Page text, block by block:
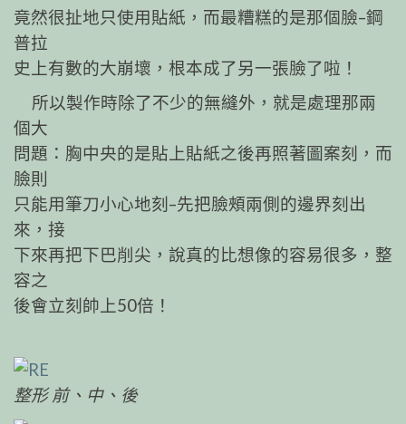
竟然很扯地只使用貼紙，而最糟糕的是那個臉–鋼
普拉
史上有數的大崩壞，根本成了另一張臉了啦！
所以製作時除了不少的無縫外，就是處理那兩
個大
問題：胸中央的是貼上貼紙之後再照著圖案刻，而
臉則
只能用筆刀小心地刻–先把臉頰兩側的邊界刻出
來，接
下來再把下巴削尖，說真的比想像的容易很多，整
容之
後會立刻帥上50倍！
整形 前、中、後